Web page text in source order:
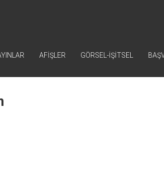
AFİŞLER GÖRSEL-İŞİTSEL